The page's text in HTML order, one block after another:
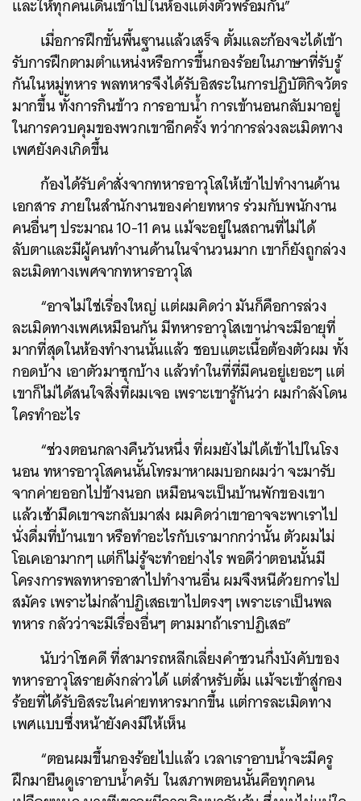
และให้ทุกคนเดินเข้าไปในห้องแต่งตัวพร้อมกัน”
เมื่อการฝึกขั้นพื้นฐานแล้วเสร็จ ตั้มและก้องจะได้เข้า
รับการฝึกตามตำแหน่งหรือการขึ้นกองร้อยในภาษาที่รับรู้
กันในหมู่ทหาร พลทหารจึงได้รับอิสระในการปฏิบัติกิจวัตร
มากขึ้น ทั้งการกินข้าว การอาบน้ำ การเข้านอนกลับมาอยู่
ในการควบคุมของพวกเขาอีกครั้ง ทว่าการล่วงละเมิดทาง
เพศยังคงเกิดขึ้น
ก้องได้รับคำสั่งจากทหารอาวุโสให้เข้าไปทำงานด้าน
เอกสาร ภายในสำนักงานของค่ายทหาร ร่วมกับพนักงาน
คนอื่นๆ ประมาณ 10-11 คน แม้จะอยู่ในสถานที่ไม่ได้
ลับตาและมีผู้คนทำงานด้านในจำนวนมาก เขาก็ยังถูกล่วง
ละเมิดทางเพศจากทหารอาวุโส
“อาจไม่ใช่เรื่องใหญ่ แต่ผมคิดว่า มันก็คือการล่วง
ละเมิดทางเพศเหมือนกัน มีทหารอาวุโสเขาน่าจะมีอายุที่
มากที่สุดในห้องทำงานนั้นแล้ว ชอบแตะเนื้อต้องตัวผม ทั้ง
กอดบ้าง เอาตัวมาซุกบ้าง แล้วทำในที่ที่มีคนอยู่เยอะๆ แต่
เขาก็ไม่ได้สนใจสิ่งที่ผมเจอ เพราะเขารู้กันว่า ผมกำลังโดน
ใครทำอะไร
“ช่วงตอนกลางคืนวันหนึ่ง ที่ผมยังไม่ได้เข้าไปในโรง
นอน ทหารอาวุโสคนนั้นโทรมาหาผมบอกผมว่า จะมารับ
จากค่ายออกไปข้างนอก เหมือนจะเป็นบ้านพักของเขา
แล้วเช้ามืดเขาจะกลับมาส่ง ผมคิดว่าเขาอาจจะพาเราไป
นั่งดื่มที่บ้านเขา หรือทำอะไรกับเรามากกว่านั้น ตัวผมไม่
โอเคเอามากๆ แต่ก็ไม่รู้จะทำอย่างไร พอดีว่าตอนนั้นมี
โครงการพลทหารอาสาไปทำงานอื่น ผมจึงหนีด้วยการไป
สมัคร เพราะไม่กล้าปฏิเสธเขาไปตรงๆ เพราะเราเป็นพล
ทหาร กลัวว่าจะมีเรื่องอื่นๆ ตามมาถ้าเราปฏิเสธ”
นับว่าโชคดี ที่สามารถหลีกเลี่ยงคำชวนกึ่งบังคับของ
ทหารอาวุโสรายดังกล่าวได้ แต่สำหรับตั้ม แม้จะเข้าสู่กอง
ร้อยที่ได้รับอิสระในค่ายทหารมากขึ้น แต่การละเมิดทาง
เพศแบบซึ่งหน้ายังคงมีให้เห็น
“ตอนผมขึ้นกองร้อยไปแล้ว เวลาเราอาบน้ำจะมีครู
ฝึกมายืนดูเราอาบน้ำครับ ในสภาพตอนนั้นคือทุกคน